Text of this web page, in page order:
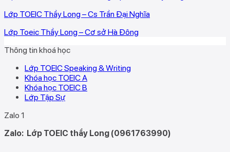
Lớp TOEIC Thầy Long – Cs Trần Đại Nghĩa
Lớp Toeic Thầy Long – Cơ sở Hà Đông
Thông tin khoá học
Lớp TOEIC Speaking & Writing
Khóa học TOEIC A
Khóa học TOEIC B
Lớp Tập Sự
Zalo 1
Zalo: Lớp TOEIC thầy Long (0961763990)